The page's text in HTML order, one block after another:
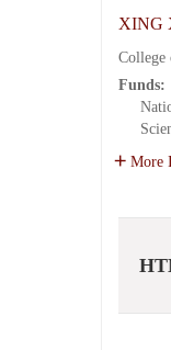
XING
College
Funds:
More